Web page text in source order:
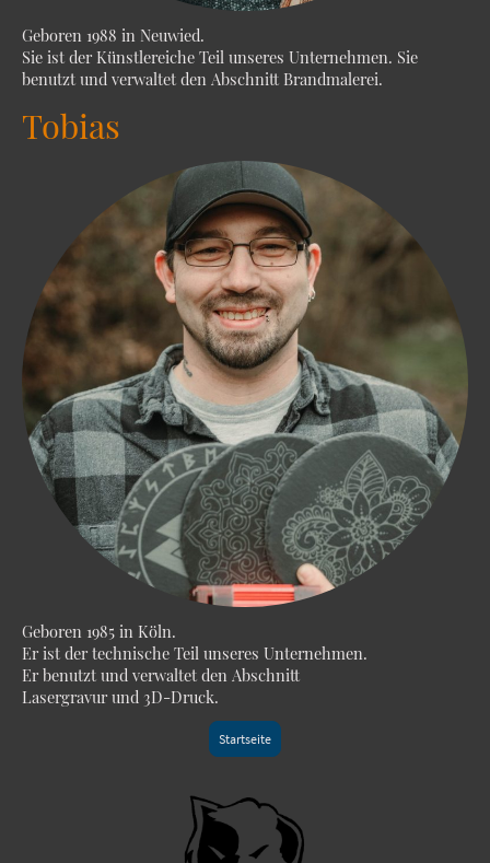
Tobias
Geboren 1988 in Neuwied.
Sie ist der Künstlereiche Teil unseres Unternehmen. Sie
benutzt und verwaltet den Abschnitt Brandmalerei.
Geboren 1985 in Köln.
Er ist der technische Teil unseres Unternehmen.
Er benutzt und verwaltet den Abschnitt
Lasergravur und 3D-Druck.
Startseite